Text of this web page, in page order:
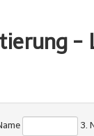
-
3.